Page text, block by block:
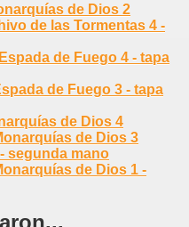
de Dios 2
de las Tormentas 4 -
de Fuego 4 - tapa
de Fuego 3 - tapa
de Dios 4
de Dios 3
segunda mano
de Dios 1 -